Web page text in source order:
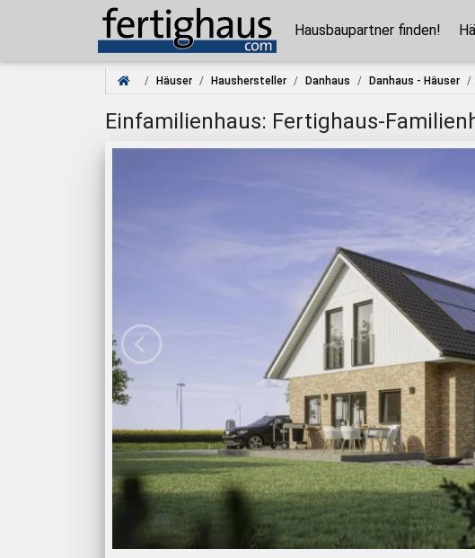
Mit
Hausbaupartner finden!
Häuser Haushersteller Danhaus Danhaus - Häuser
Einfamilienhaus: Fertighaus-